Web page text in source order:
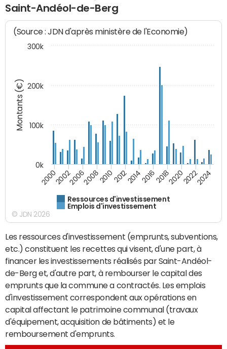
Saint-Andéol-de-Berg
Montants (€)
(Source : JDN d'après ministère de l'Economie)
Ressources d'investissement
Emplois d'investissement
200020022006200820102012201420162018202020222024
0k
100k
200k
300k
© JDN 2026
Les ressources d'investissement (emprunts, subventions,
etc.) constituent les recettes qui visent, d'une part, à
financer les investissements réalisés par Saint-Andéol-
de-Berg et, d'autre part, à rembourser le capital des
emprunts que la commune a contractés. Les emplois
d'investissement correspondent aux opérations en
capital affectant le patrimoine communal (travaux
d'équipement, acquisition de bâtiments) et le
remboursement d'emprunts.